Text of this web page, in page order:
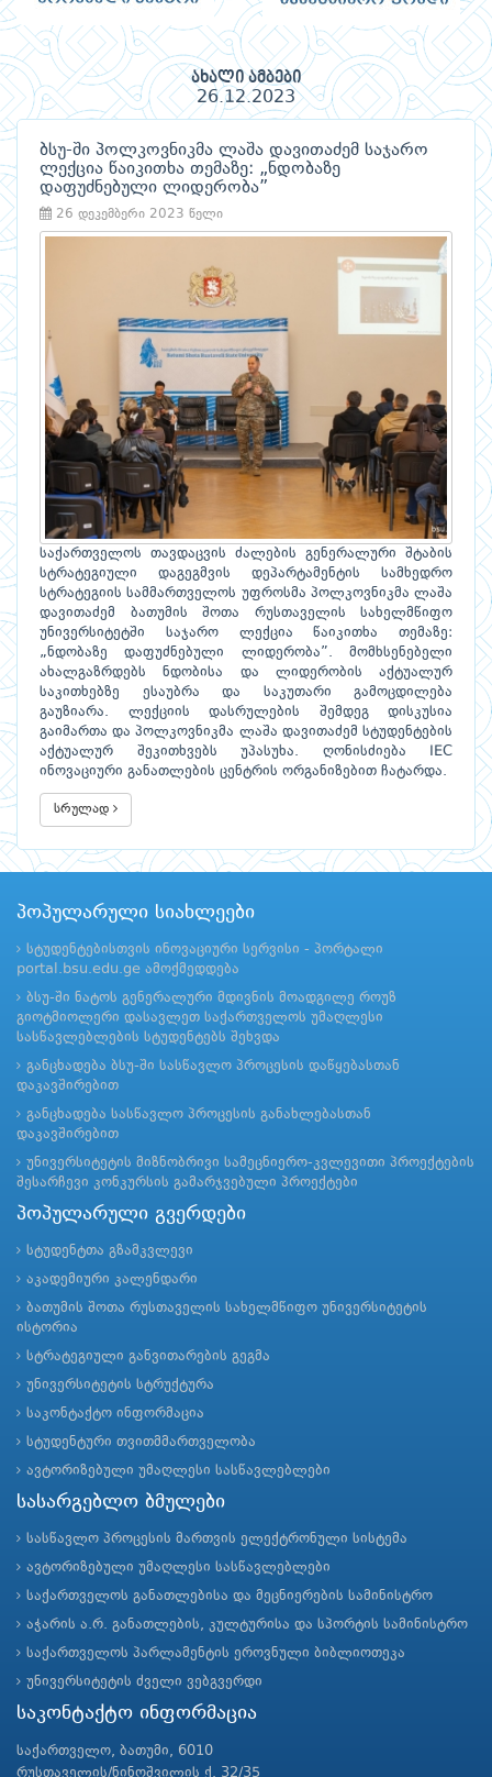
ახალი ამბები
26.12.2023
ბსუ-ში პოლკოვნიკმა ლაშა დავითაძემ საჯარო
ლექცია წაიკითხა თემაზე: „ნდობაზე
დაფუძნებული ლიდერობა”
26 დეკემბერი 2023 წელი
საქართველოს თავდაცვის ძალების გენერალური შტაბის
სტრატეგიული დაგეგმვის დეპარტამენტის სამხედრო
სტრატეგიის სამმართველოს უფროსმა პოლკოვნიკმა ლაშა
დავითაძემ ბათუმის შოთა რუსთაველის სახელმწიფო
უნივერსიტეტში საჯარო ლექცია წაიკითხა თემაზე:
„ნდობაზე დაფუძნებული ლიდერობა”. მომხსენებელი
ახალგაზრდებს ნდობისა და ლიდერობის აქტუალურ
საკითხებზე ესაუბრა და საკუთარი გამოცდილება
გაუზიარა. ლექციის დასრულების შემდეგ დისკუსია
გაიმართა და პოლკოვნიკმა ლაშა დავითაძემ სტუდენტების
აქტუალურ შეკითხვებს უპასუხა. ღონისძიება IEC
ინოვაციური განათლების ცენტრის ორგანიზებით ჩატარდა.
სრულად
პოპულარული სიახლეები
სტუდენტებისთვის ინოვაციური სერვისი - პორტალი
portal.bsu.edu.ge ამოქმედდება
ბსუ-ში ნატოს გენერალური მდივნის მოადგილე როუზ
გიოტმიოლერი დასავლეთ საქართველოს უმაღლესი
სასწავლებლების სტუდენტებს შეხვდა
განცხადება ბსუ-ში სასწავლო პროცესის დაწყებასთან
დაკავშირებით
განცხადება სასწავლო პროცესის განახლებასთან
დაკავშირებით
უნივერსიტეტის მიზნობრივი სამეცნიერო-კვლევითი პროექტების
შესარჩევი კონკურსის გამარჯვებული პროექტები
პოპულარული გვერდები
სტუდენტთა გზამკვლევი
აკადემიური კალენდარი
ბათუმის შოთა რუსთაველის სახელმწიფო უნივერსიტეტის
ისტორია
სტრატეგიული განვითარების გეგმა
უნივერსიტეტის სტრუქტურა
საკონტაქტო ინფორმაცია
სტუდენტური თვითმმართველობა
ავტორიზებული უმაღლესი სასწავლებლები
სასარგებლო ბმულები
სასწავლო პროცესის მართვის ელექტრონული სისტემა
ავტორიზებული უმაღლესი სასწავლებლები
საქართველოს განათლებისა და მეცნიერების სამინისტრო
აჭარის ა.რ. განათლების, კულტურისა და სპორტის სამინისტრო
საქართველოს პარლამენტის ეროვნული ბიბლიოთეკა
უნივერსიტეტის ძველი ვებგვერდი
საკონტაქტო ინფორმაცია
საქართველო, ბათუმი, 6010
რუსთაველის/ნინოშვილის ქ. 32/35